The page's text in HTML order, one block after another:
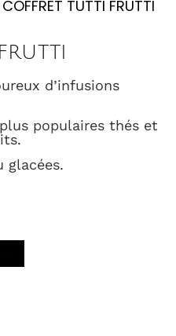
TUTTI FRUTTI
d’infusions
populaires thés et
glacées.